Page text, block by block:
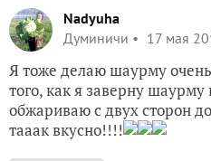
Nadyuha
Думиничи
17 мая
Я тоже делаю шаурму очень
того, как я заверну шаурму
обжариваю с двух сторон
тааак вкусно!!!!